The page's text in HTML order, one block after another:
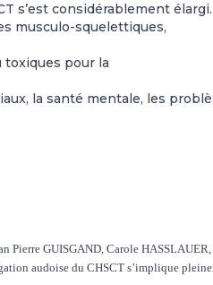
s’est considérablement
musculo-squelettiques,
toxiques pour la
la santé mentale, les
Pierre GUISGAND, Carole
audoise du CHSCT s’implique